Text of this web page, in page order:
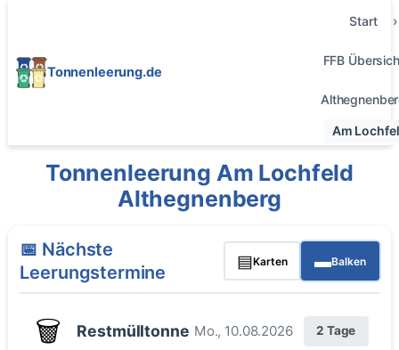
Tonnenleerung.de
Start
FFB
Am
Tonnenleerung Am Lochfeld
Althegnenberg
📅 Nächste
Leerungstermine
▤Karten ▬Balken
🗑️ Restmülltonne Mo., 10.08.2026 2 Tage